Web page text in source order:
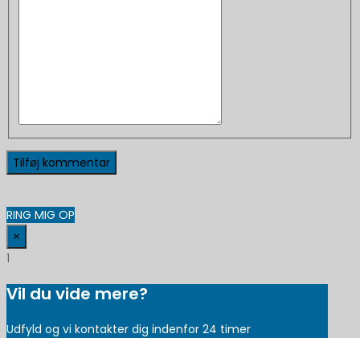
RING MIG OP
×
1
Vil du vide mere?
Udfyld og vi kontakter dig indenfor 24 timer